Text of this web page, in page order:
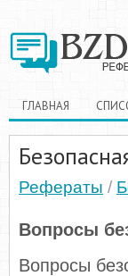
ГЛАВНАЯ
Рефераты /
Вопросы
Вопросы